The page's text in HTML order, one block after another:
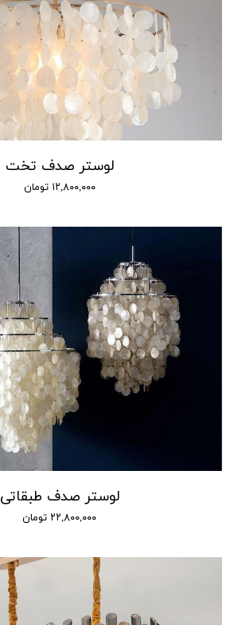
لوستر صدف تخت
۱۲,۸۰۰,۰۰۰ تومان
لوستر صدف طبقاتی
۲۲,۸۰۰,۰۰۰ تومان